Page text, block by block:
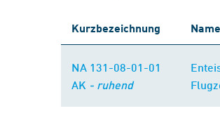
Kurzbezeichnung Name
NA 131-08-01-01
AK - ruhend